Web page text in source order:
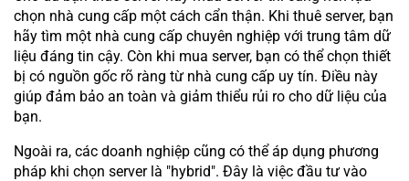
chọn nhà cung cấp một cách cẩn thận. Khi thuê server, bạn
hãy tìm một nhà cung cấp chuyên nghiệp với trung tâm dữ
liệu đáng tin cậy. Còn khi mua server, bạn có thể chọn thiết
bị có nguồn gốc rõ ràng từ nhà cung cấp uy tín. Điều này
giúp đảm bảo an toàn và giảm thiểu rủi ro cho dữ liệu của
bạn.
Ngoài ra, các doanh nghiệp cũng có thể áp dụng phương
pháp khi chọn server là "hybrid". Đây là việc đầu tư vào